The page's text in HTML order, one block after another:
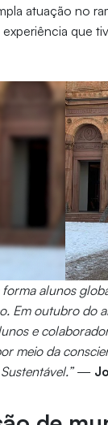
atuação no
experiência que
forma alunos
Em outubro do
e
meio da
—